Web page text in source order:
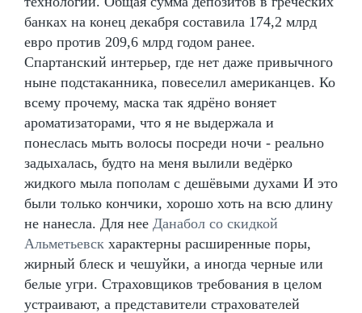
банках на конец декабря составила 174,2 млрд
евро против 209,6 млрд годом ранее.
Спартанский интерьер, где нет даже привычного
ныне подстаканника, повеселил американцев. Ко
всему прочему, маска так ядрёно воняет
ароматизаторами, что я не выдержала и
понеслась мыть волосы посреди ночи - реально
задыхалась, будто на меня вылили ведёрко
жидкого мыла пополам с дешёвыми духами И это
были только кончики, хорошо хоть на всю длину
не нанесла. Для нее Данабол со скидкой
Альметьевск характерны расширенные поры,
жирный блеск и чешуйки, а иногда черные или
белые угри. Страховщиков требования в целом
устраивают, а представители страхователей